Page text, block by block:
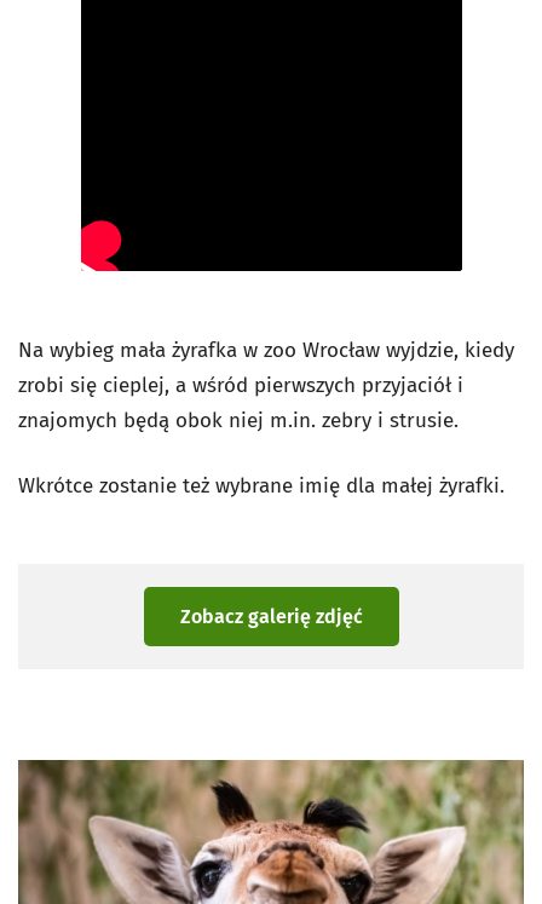
Na wybieg mała żyrafka w zoo Wrocław wyjdzie, kiedy
zrobi się cieplej, a wśród pierwszych przyjaciół i
znajomych będą obok niej m.in. zebry i strusie.
Wkrótce zostanie też wybrane imię dla małej żyrafki.
Zobacz galerię zdjęć